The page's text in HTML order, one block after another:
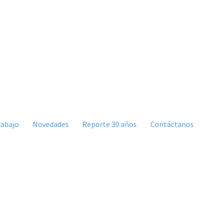
Novedades Reporte 30 años Contáctanos